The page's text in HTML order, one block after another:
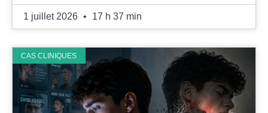
1 juillet 2026 17 h 37 min
CAS CLINIQUES